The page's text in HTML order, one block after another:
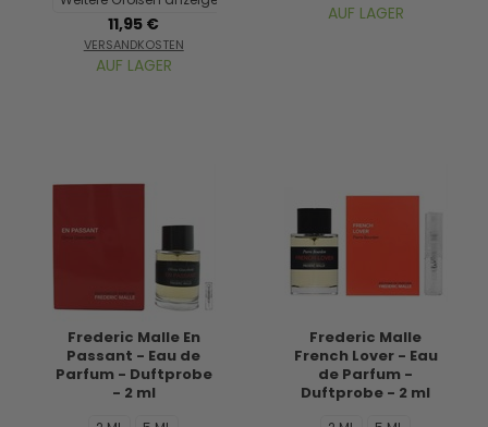
11,95 €
VERSANDKOSTEN
AUF LAGER
AUF LAGER
Frederic Malle En
Passant - Eau de
Parfum - Duftprobe
- 2 ml
Frederic Malle
French Lover - Eau
de Parfum -
Duftprobe - 2 ml